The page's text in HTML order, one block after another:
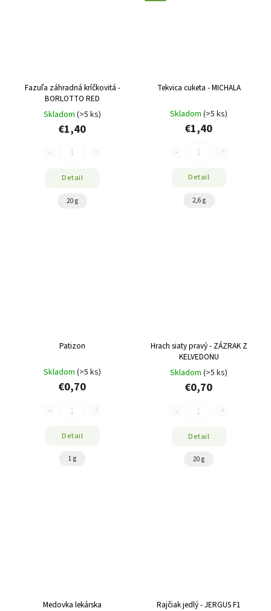
Fazuľa záhradná kríčkovitá -
BORLOTTO RED
Skladom (>5 ks)
€1,40
Detail
20 g
Tekvica cuketa - MICHALA
Skladom (>5 ks)
€1,40
Detail
2,6 g
Patizon
Skladom (>5 ks)
€0,70
Detail
1 g
Hrach siaty pravý - ZÁZRAK Z
KELVEDONU
Skladom (>5 ks)
€0,70
Detail
20 g
Medovka lekárska Rajčiak jedlý - JERGUS F1